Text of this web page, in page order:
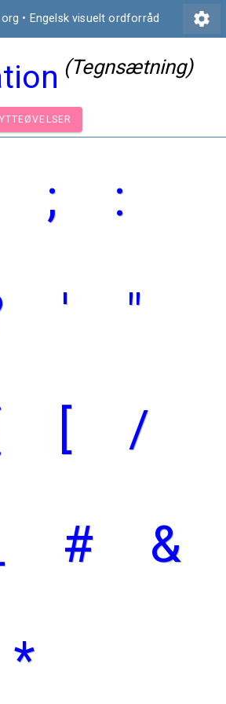
• Engelsk visuelt ordforråd settings
(Tegnsætning)
LYTTEØVELSER
;
:
'
"
[
/
#
&
*